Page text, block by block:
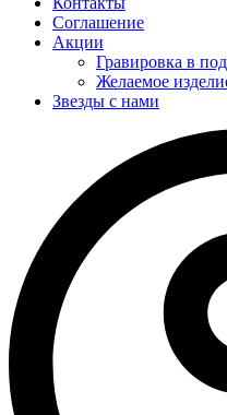
Соглашение
Акции
Гравировка в
Желаемое
Звезды с нами